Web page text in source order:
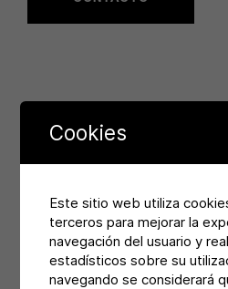
Tags:
Cookies
Este sitio web utiliza
terceros para mejorar la
navegación del usuario y
estadísticos sobre su
navegando se considerará